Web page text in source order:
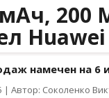
200
Huawei
намечен на 6
| Автор: Соколенко